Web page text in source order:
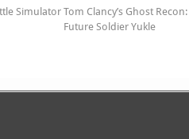
Simulator Tom Clancy’s Ghost Recon:
Future Soldier Yukle